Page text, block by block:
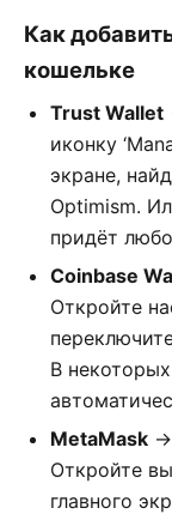
Как
кошельке
Trust Wallet
иконку
экране,
Optimism.
придёт
Coinbase
Откройте
В
MetaMask →
Откройте
главного